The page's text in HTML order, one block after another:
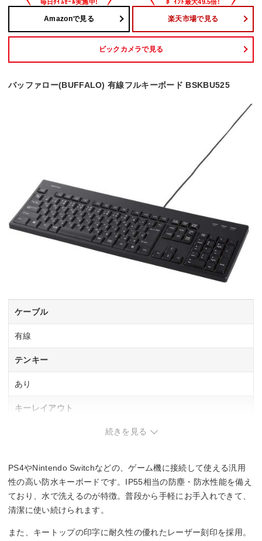
Amazonで見る 楽天市場で見る
ビックカメラで見る
バッファロー(BUFFALO) 有線フルキーボード BSKBU525
ケーブル
有線
テンキー
あり
キーレイアウト
メンブレン
防水
〇
続きを見る
PS4やNintendo Switchなどの、ゲーム機に接続して使える汎用
性の高い防水キーボードです。IP55相当の防塵・防水性能を備え
ており、水で洗えるのが特徴。普段から手軽にお手入れできて、
清潔に使い続けられます。
また、キートップの印字に耐久性の優れたレーザー刻印を採用。